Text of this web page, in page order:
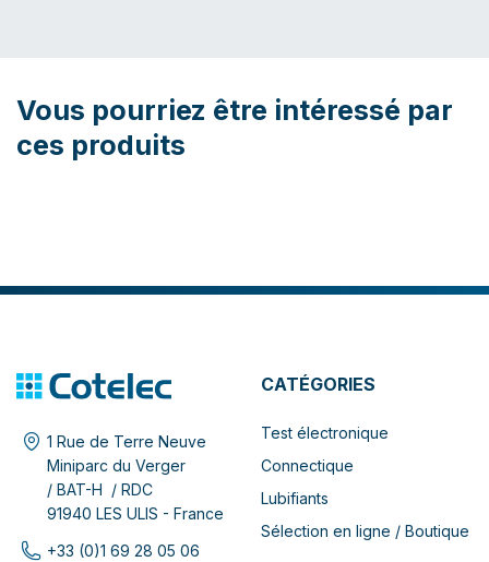
Vous pourriez être intéressé par
ces produits
1 Rue de Terre Neuve
Miniparc du Verger
/ BAT-H / RDC
91940 LES ULIS - France
+33 (0)1 69 28 05 06
CATÉGORIES
Test électronique
Connectique
Lubifiants
Sélection en ligne / Boutique